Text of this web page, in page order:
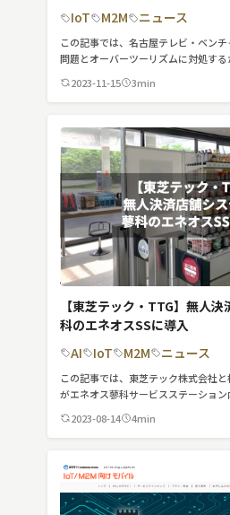
IoT M2M ニュース
この記事では、名古屋テレビ・ベン
問題とオーバーツーリズムに対処す
ク社」に出資したことを紹介していま
2023-11-15 3min
【東芝テック・TTG】無人
科のエネオスSSに導入
AI
IoT M2M ニュース
この記事では、東芝テック株式会社
がエネオス蓼科サービスステーショ
2023-08-14 4min